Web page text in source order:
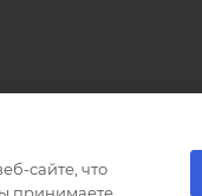
сайте, что